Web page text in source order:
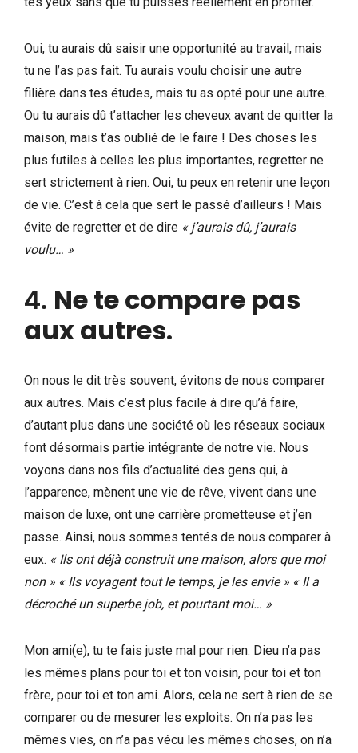
Oui, tu aurais dû saisir une opportunité au travail, mais
tu ne l’as pas fait. Tu aurais voulu choisir une autre
filière dans tes études, mais tu as opté pour une autre.
Ou tu aurais dû t’attacher les cheveux avant de quitter la
maison, mais t’as oublié de le faire ! Des choses les
plus futiles à celles les plus importantes, regretter ne
sert strictement à rien. Oui, tu peux en retenir une leçon
de vie. C’est à cela que sert le passé d’ailleurs ! Mais
évite de regretter et de dire « j’aurais dû, j’aurais
voulu… »
4. Ne te compare pas
aux autres.
On nous le dit très souvent, évitons de nous comparer
aux autres. Mais c’est plus facile à dire qu’à faire,
d’autant plus dans une société où les réseaux sociaux
font désormais partie intégrante de notre vie. Nous
voyons dans nos fils d’actualité des gens qui, à
l’apparence, mènent une vie de rêve, vivent dans une
maison de luxe, ont une carrière prometteuse et j’en
passe. Ainsi, nous sommes tentés de nous comparer à
eux. « Ils ont déjà construit une maison, alors que moi
non » « Ils voyagent tout le temps, je les envie » « Il a
décroché un superbe job, et pourtant moi… »
Mon ami(e), tu te fais juste mal pour rien. Dieu n’a pas
les mêmes plans pour toi et ton voisin, pour toi et ton
frère, pour toi et ton ami. Alors, cela ne sert à rien de se
comparer ou de mesurer les exploits. On n’a pas les
mêmes vies, on n’a pas vécu les mêmes choses, on n’a